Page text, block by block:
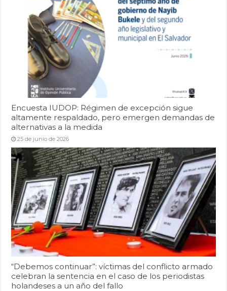
Encuesta IUDOP: Régimen de excepción sigue
altamente respaldado, pero emergen demandas de
alternativas a la medida
25 de junio de 2026
“Debemos continuar”: víctimas del conflicto armado
celebran la sentencia en el caso de los periodistas
holandeses a un año del fallo